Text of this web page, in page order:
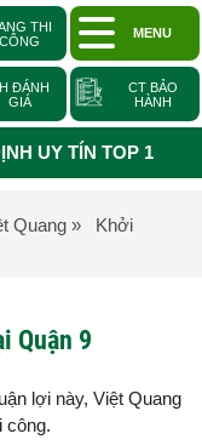
THI
CÔNG
MENU
ĐÁNH
GIÁ
CT BẢO
HÀNH
UY TÍN TOP 1
Quang » Khởi
Quận 9
lợi này, Việt Quang
công.